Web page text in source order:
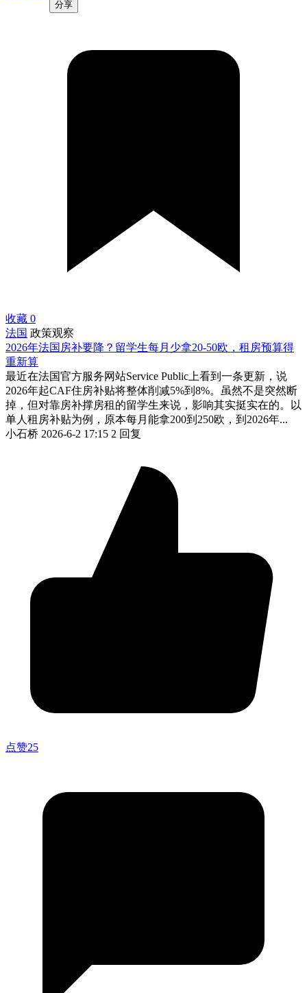
分享
收藏 0
法国 政策观察
2026年法国房补要降？留学生每月少拿20-50欧，租房预算得
重新算
最近在法国官方服务网站Service Public上看到一条更新，说
2026年起CAF住房补贴将整体削减5%到8%。虽然不是突然断
掉，但对靠房补撑房租的留学生来说，影响其实挺实在的。以
单人租房补贴为例，原本每月能拿200到250欧，到2026年...
小石桥 2026-6-2 17:15 2 回复
点赞25